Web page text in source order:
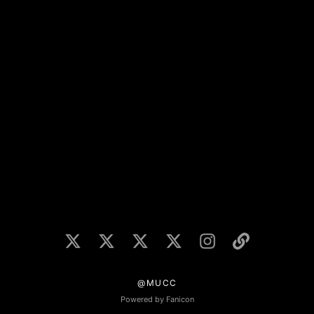
@MUCC
Powered by Fanicon